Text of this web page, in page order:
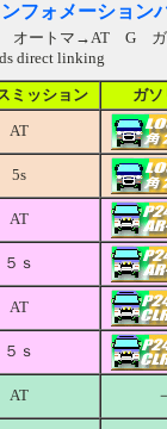
フォメーション
オートマ→AT G
direct linking
ミッション ガ
AT
5s
AT
５ｓ
AT
５ｓ
AT －